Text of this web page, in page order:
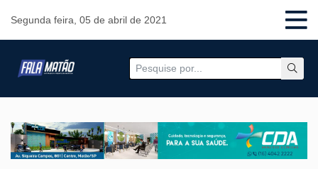
Segunda feira, 05 de abril de 2021